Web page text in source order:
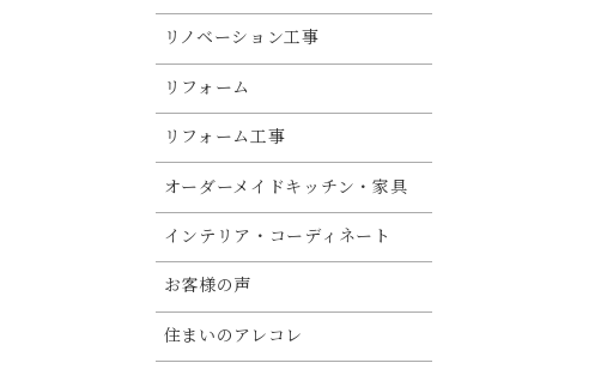
リノベーション工事
リフォーム
リフォーム工事
オーダーメイドキッチン・家具
インテリア・コーディネート
お客様の声
住まいのアレコレ